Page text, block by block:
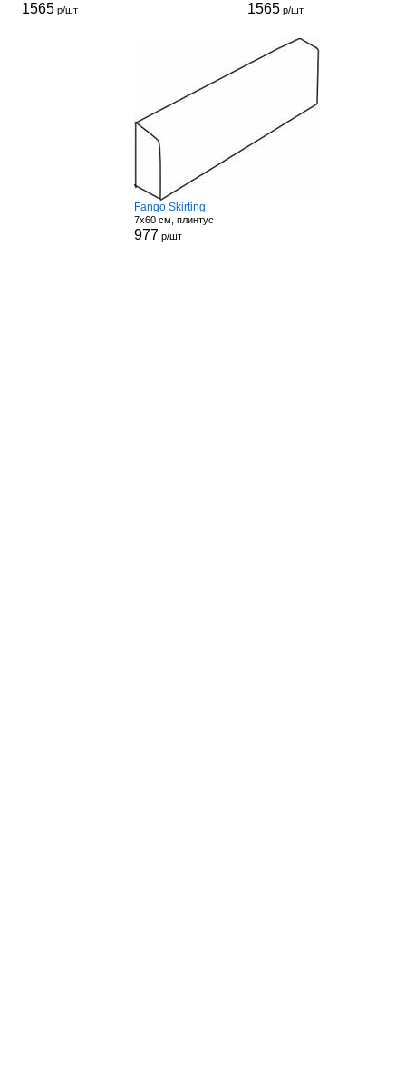
1565р/шт 1565р/шт
Fango Skirting
7x60 см, плинтус
977 р/шт